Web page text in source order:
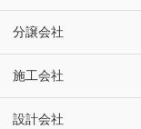
分譲会社
施工会社
設計会社